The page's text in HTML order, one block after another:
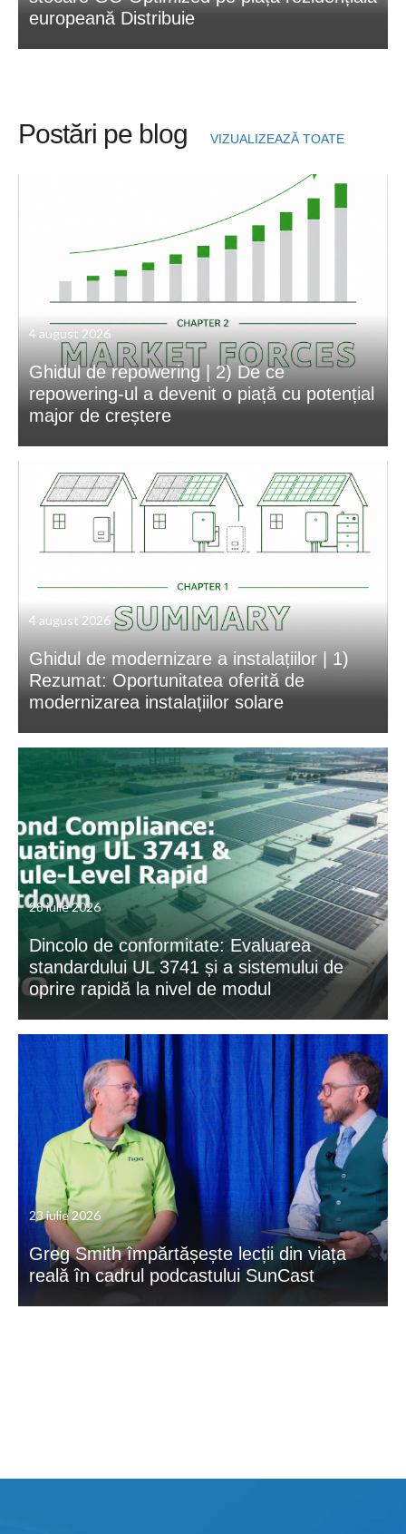
europeană Distribuie
Postări pe blog VIZUALIZEAZĂ TOATE
4 august 2026
Ghidul de repowering | 2) De ce
repowering-ul a devenit o piață cu potențial
major de creștere
4 august 2026
Ghidul de modernizare a instalațiilor | 1)
Rezumat: Oportunitatea oferită de
modernizarea instalațiilor solare
28 iulie 2026
Dincolo de conformitate: Evaluarea
standardului UL 3741 și a sistemului de
oprire rapidă la nivel de modul
23 iulie 2026
Greg Smith împărtășește lecții din viața
reală în cadrul podcastului SunCast